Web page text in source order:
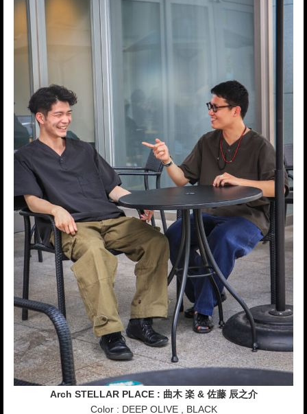
Arch STELLAR PLACE : 曲木 楽 & 佐藤 辰之介
Color : DEEP OLIVE , BLACK